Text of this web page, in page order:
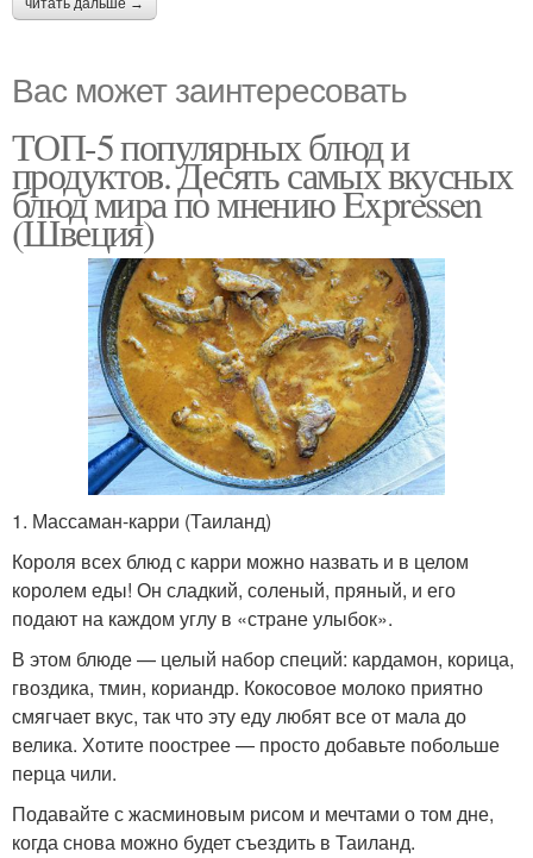
читать дальше →
Вас может заинтересовать
ТОП-5 популярных блюд и
продуктов. Десять самых вкусных
блюд мира по мнению Expressen
(Швеция)
1. Массаман-карри (Таиланд)
Короля всех блюд с карри можно назвать и в целом
королем еды! Он сладкий, соленый, пряный, и его
подают на каждом углу в «стране улыбок».
В этом блюде — целый набор специй: кардамон, корица,
гвоздика, тмин, кориандр. Кокосовое молоко приятно
смягчает вкус, так что эту еду любят все от мала до
велика. Хотите поострее — просто добавьте побольше
перца чили.
Подавайте с жасминовым рисом и мечтами о том дне,
когда снова можно будет съездить в Таиланд.